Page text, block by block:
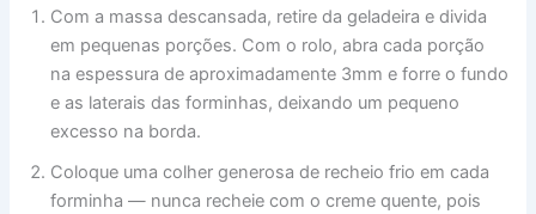
Com a massa descansada, retire da geladeira e divida
em pequenas porções. Com o rolo, abra cada porção
na espessura de aproximadamente 3mm e forre o fundo
e as laterais das forminhas, deixando um pequeno
excesso na borda.
Coloque uma colher generosa de recheio frio em cada
forminha — nunca recheie com o creme quente, pois